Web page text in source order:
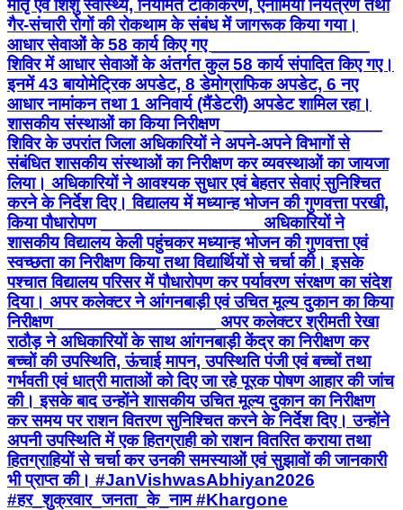
मातृ एवं शिशु स्वास्थ्य, नियमित टीकाकरण, एनीमिया नियंत्रण तथा
गैर-संचारी रोगों की रोकथाम के संबंध में जागरूक किया गया।
आधार सेवाओं के 58 कार्य किए गए ________________
शिविर में आधार सेवाओं के अंतर्गत कुल 58 कार्य संपादित किए गए।
इनमें 43 बायोमेट्रिक अपडेट, 8 डेमोग्राफिक अपडेट, 6 नए
आधार नामांकन तथा 1 अनिवार्य (मैंडेटरी) अपडेट शामिल रहा।
शासकीय संस्थाओं का किया निरीक्षण ________________
शिविर के उपरांत जिला अधिकारियों ने अपने-अपने विभागों से
संबंधित शासकीय संस्थाओं का निरीक्षण कर व्यवस्थाओं का जायजा
लिया। अधिकारियों ने आवश्यक सुधार एवं बेहतर सेवाएं सुनिश्चित
करने के निर्देश दिए। विद्यालय में मध्यान्ह भोजन की गुणवत्ता परखी,
किया पौधारोपण ________________ अधिकारियों ने
शासकीय विद्यालय केली पहुंचकर मध्यान्ह भोजन की गुणवत्ता एवं
स्वच्छता का निरीक्षण किया तथा विद्यार्थियों से चर्चा की। इसके
पश्चात विद्यालय परिसर में पौधारोपण कर पर्यावरण संरक्षण का संदेश
दिया। अपर कलेक्टर ने आंगनबाड़ी एवं उचित मूल्य दुकान का किया
निरीक्षण ________________ अपर कलेक्टर श्रीमती रेखा
राठौड़ ने अधिकारियों के साथ आंगनबाड़ी केंद्र का निरीक्षण कर
बच्चों की उपस्थिति, ऊंचाई मापन, उपस्थिति पंजी एवं बच्चों तथा
गर्भवती एवं धात्री माताओं को दिए जा रहे पूरक पोषण आहार की जांच
की। इसके बाद उन्होंने शासकीय उचित मूल्य दुकान का निरीक्षण
कर समय पर राशन वितरण सुनिश्चित करने के निर्देश दिए। उन्होंने
अपनी उपस्थिति में एक हितग्राही को राशन वितरित कराया तथा
हितग्राहियों से चर्चा कर उनकी समस्याओं एवं सुझावों की जानकारी
भी प्राप्त की। #JanVishwasAbhiyan2026
#हर_शुक्रवार_जनता_के_नाम #Khargone